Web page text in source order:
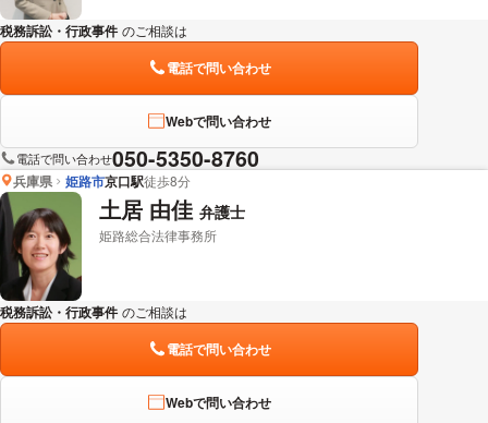
税務訴訟・行政事件 のご相談は
電話で問い合わせ
Webで問い合わせ
電話で問い合わせ050-5350-8760
兵庫県 姫路市京口駅徒歩8分
土居 由佳 弁護士
姫路総合法律事務所
税務訴訟・行政事件 のご相談は
電話で問い合わせ
Webで問い合わせ